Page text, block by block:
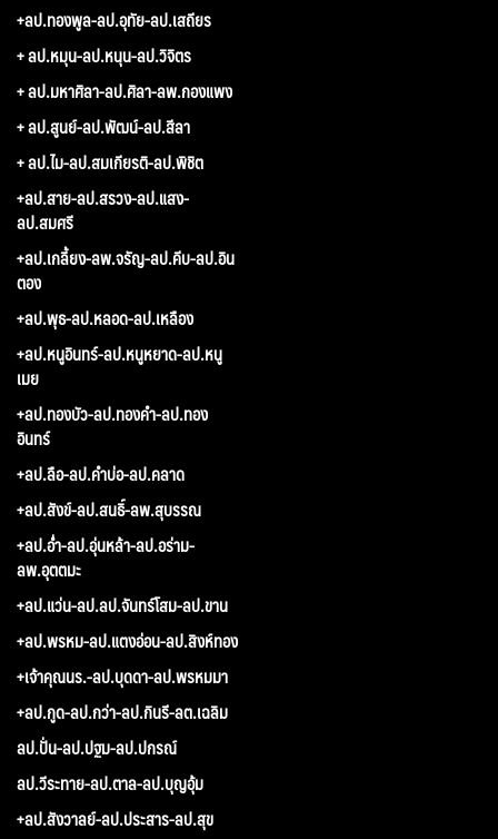
+ลป.ทองพูล-ลป.อุทัย-ลป.เสถียร
+ ลป.หมุน-ลป.หนุน-ลป.วิจิตร
+ ลป.มหาศิลา-ลป.ศิลา-ลพ.กองแพง
+ ลป.สูนย์-ลป.พัฒน์-ลป.สีลา
+ ลป.ไม-ลป.สมเกียรติ-ลป.พิชิต
+ลป.สาย-ลป.สรวง-ลป.แสง-
ลป.สมศรี
+ลป.เกลี้ยง-ลพ.จรัญ-ลป.คีบ-ลป.อิน
ตอง
+ลป.พุธ-ลป.หลอด-ลป.เหลือง
+ลป.หนูอินทร์-ลป.หนูหยาด-ลป.หนู
เมย
+ลป.ทองบัว-ลป.ทองคำ-ลป.ทอง
อินทร์
+ลป.ลือ-ลป.คำบ่อ-ลป.คลาด
+ลป.สังข์-ลป.สนธิ์-ลพ.สุบรรณ
+ลป.อ่ำ-ลป.อุ่นหล้า-ลป.อร่าม-
ลพ.อุตตมะ
+ลป.แว่น-ลป.ลป.จันทร์โสม-ลป.ขาน
+ลป.พรหม-ลป.แตงอ่อน-ลป.สิงห์ทอง
+เจ้าคุณนร.-ลป.บุดดา-ลป.พรหมมา
+ลป.กูด-ลป.กว่า-ลป.กินรี-ลต.เฉลิม
ลป.ปั่น-ลป.ปฐม-ลป.ปกรณ์
ลป.วีระทาย-ลป.ตาล-ลป.บุญอุ้ม
+ลป.สังวาลย์-ลป.ประสาร-ลป.สุข